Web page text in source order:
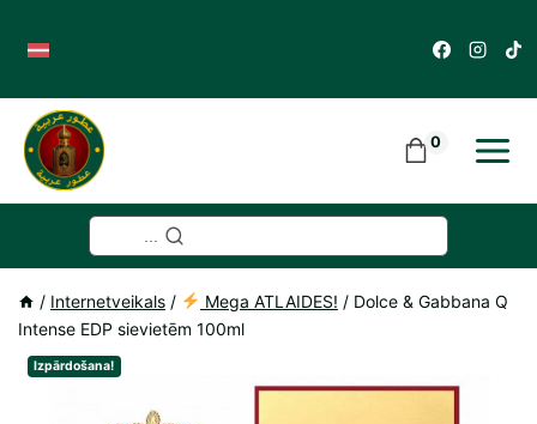
content
0
/ Internetveikals / Mega ATLAIDES! / Dolce & Gabbana Q
Intense EDP sievietēm 100ml
Izpārdošana!